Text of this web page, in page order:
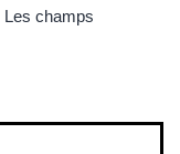
Les champs